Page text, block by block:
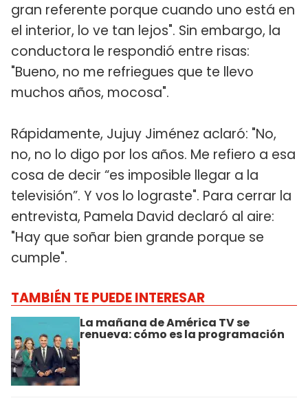
gran referente porque cuando uno está en
el interior, lo ve tan lejos". Sin embargo, la
conductora le respondió entre risas:
"Bueno, no me refriegues que te llevo
muchos años, mocosa".
Rápidamente, Jujuy Jiménez aclaró: "No,
no, no lo digo por los años. Me refiero a esa
cosa de decir “es imposible llegar a la
televisión”. Y vos lo lograste". Para cerrar la
entrevista, Pamela David declaró al aire:
"Hay que soñar bien grande porque se
cumple".
TAMBIÉN TE PUEDE INTERESAR
La mañana de América TV se
renueva: cómo es la programación